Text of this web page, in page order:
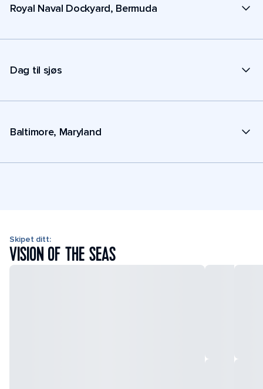
Royal Naval Dockyard, Bermuda
Dag til sjøs
Baltimore, Maryland
Skipet ditt:
VISION OF THE SEAS